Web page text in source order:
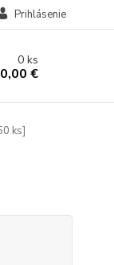
Prihlásenie
0ks
0,00 €
ks]